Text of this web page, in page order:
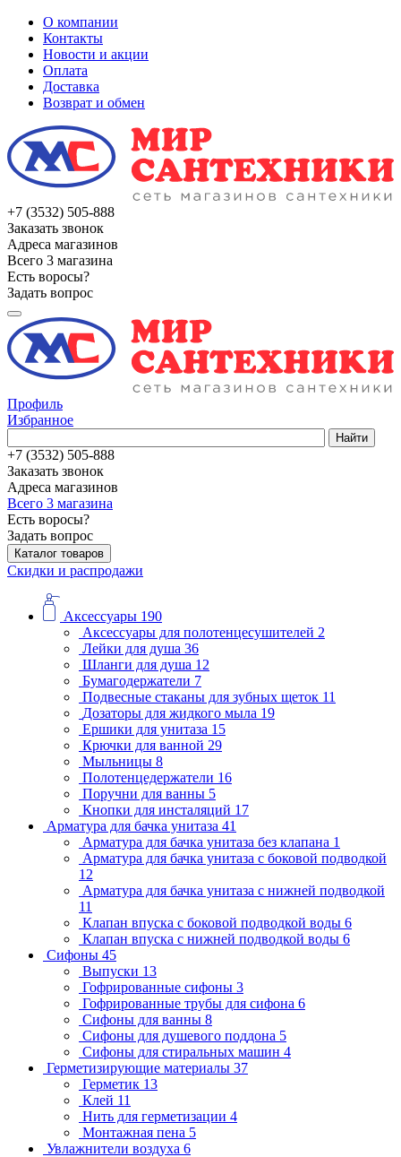
О компании
Контакты
Новости и акции
Оплата
Доставка
Возврат и обмен
+7 (3532) 505-888
Заказать звонок
Адреса магазинов
Всего 3 магазина
Есть воросы?
Задать вопрос
Профиль
Избранное
Найти
+7 (3532) 505-888
Заказать звонок
Адреса магазинов
Всего 3 магазина
Есть воросы?
Задать вопрос
Каталог товаров
Скидки и распродажи
Аксессуары 190
Аксессуары для полотенцесушителей 2
Лейки для душа 36
Шланги для душа 12
Бумагодержатели 7
Подвесные стаканы для зубных щеток 11
Дозаторы для жидкого мыла 19
Ершики для унитаза 15
Крючки для ванной 29
Мыльницы 8
Полотенцедержатели 16
Поручни для ванны 5
Кнопки для инсталяций 17
Арматура для бачка унитаза 41
Арматура для бачка унитаза без клапана 1
Арматура для бачка унитаза с боковой подводкой
12
Арматура для бачка унитаза с нижней подводкой
11
Клапан впуска с боковой подводкой воды 6
Клапан впуска с нижней подводкой воды 6
Сифоны 45
Выпуски 13
Гофрированные сифоны 3
Гофрированные трубы для сифона 6
Сифоны для ванны 8
Сифоны для душевого поддона 5
Сифоны для стиральных машин 4
Герметизирующие материалы 37
Герметик 13
Клей 11
Нить для герметизации 4
Монтажная пена 5
Увлажнители воздуха 6